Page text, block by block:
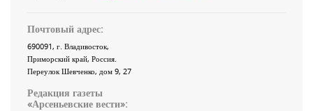
Почтовый адрес:
690091, г. Владивосток,
Приморский край, Россия
Переулок Шевченко, дом 9, 27
Редакция газеты
«Арсеньевские вести»: